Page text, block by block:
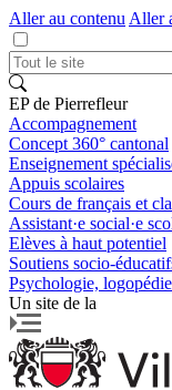
Aller au contenu Aller
EP de Pierrefleur
Accompagnement
Concept 360° cantonal
Enseignement
Appuis scolaires
Cours de français et
Assistant·e social·e
Elèves à haut potentiel
Soutiens socio-
Psychologie,
Un site de la